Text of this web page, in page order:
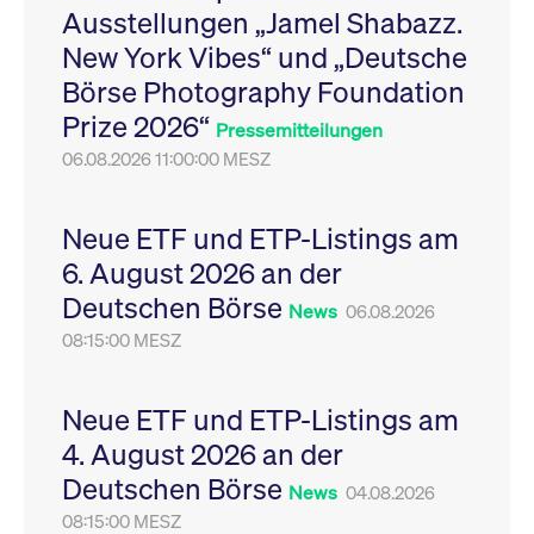
Ausstellungen „Jamel Shabazz.
New York Vibes“ und „Deutsche
Börse Photography Foundation
Prize 2026“ Pressemitteilungen
06.08.2026 11:00:00 MESZ
Neue ETF und ETP-Listings am
6. August 2026 an der
Deutschen Börse News 06.08.2026
08:15:00 MESZ
Neue ETF und ETP-Listings am
4. August 2026 an der
Deutschen Börse News 04.08.2026
08:15:00 MESZ
Leistung der Website
zu messen. Es handelt
sich um ein Muster-
Cookie, bei dem auf
das Präfix _pk_ses
eine kurze Reihe von
VISITOR_PRIVACY_METADATA
YouTube
.youtube.com
6
Monate
Dieses Cookie dient
Speicherung der
Einwilligungs- und
des Nutzers für ihre
Interaktion mit der
Sitzungen geehrt